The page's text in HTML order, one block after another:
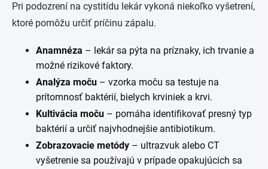
Pri podozrení na cystitídu lekár vykoná niekoľko vyšetrení,
ktoré pomôžu určiť príčinu zápalu.
Anamnéza – lekár sa pýta na príznaky, ich trvanie a
možné rizikové faktory.
Analýza moču – vzorka moču sa testuje na
prítomnosť baktérií, bielych krviniek a krvi.
Kultivácia moču – pomáha identifikovať presný typ
baktérií a určiť najvhodnejšie antibiotikum.
Zobrazovacie metódy – ultrazvuk alebo CT
vyšetrenie sa používajú v prípade opakujúcich sa